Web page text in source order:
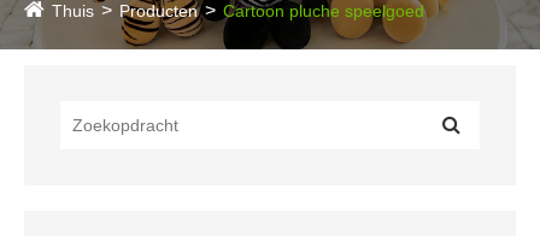
Thuis Producten Cartoon pluche speelgoed